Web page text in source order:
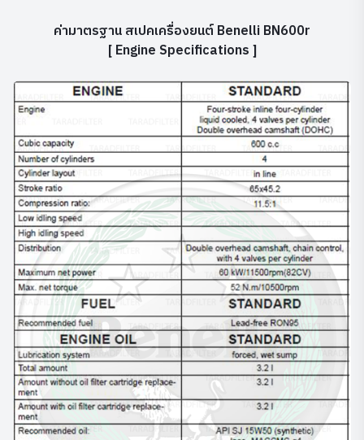
ค่ามาตรฐาน สเปคเครื่องยนต์ Benelli BN600r
[ Engine Specifications ]